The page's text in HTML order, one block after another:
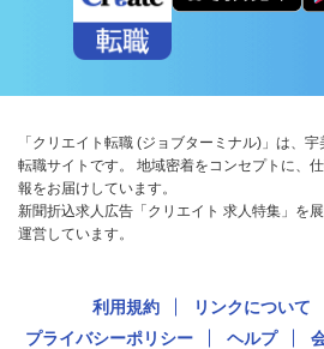
「クリエイト転職 (ジョブターミナル)」は、
転職サイトです。 地域密着をコンセプトに、
報をお届けしています。
新聞折込求人広告「クリエイト 求人特集」を
運営しています。
利用規約 リンクについて
プライバシーポリシー
ヘルプ